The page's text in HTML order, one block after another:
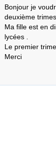
Bonjour je
deuxième
Ma fille est en
lycées .
Le premier
Merci